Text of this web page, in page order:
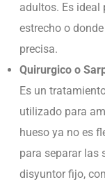
adultos. Es ideal
estrecho o
precisa.
Quirurgico o
Es un
utilizado para
hueso ya no es
para separar las
disyuntor fijo,